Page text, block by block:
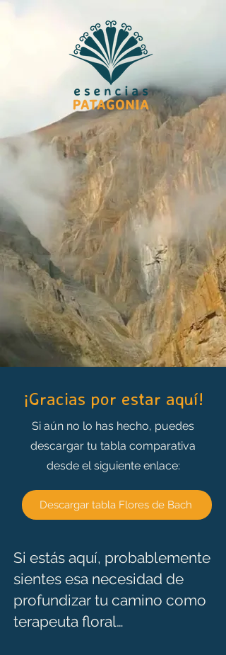
¡Gracias por estar aquí!
Si aún no lo has hecho, puedes
descargar tu tabla comparativa
desde el siguiente enlace:
Descargar tabla Flores de Bach
Si estás aquí, probablemente
sientes esa necesidad de
profundizar tu camino como
terapeuta floral…